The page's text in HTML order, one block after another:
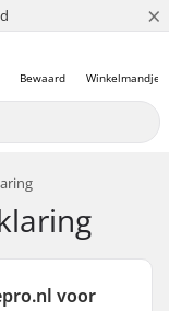
×
Winkelmandje
Bewaard
voor